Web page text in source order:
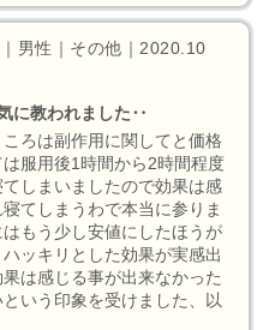
男性｜その他｜2020.10
に教われました‥
ろは副作用に関してと価格
服用後1時間から2時間程度
しまいましたので効果は感
てしまうわで本当に参りま
もう少し安値にしたほうが
ッキリとした効果が実感出
は感じる事が出来なかった
いう印象を受けました、以